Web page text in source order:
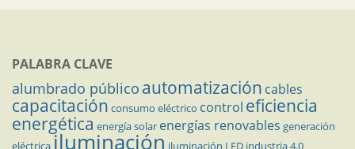
PALABRA CLAVE
alumbrado público automatización cables
capacitación consumo eléctrico control eficiencia
energética energía solar energías renovables generación
eléctricailuminación iluminación LED industria 4.0